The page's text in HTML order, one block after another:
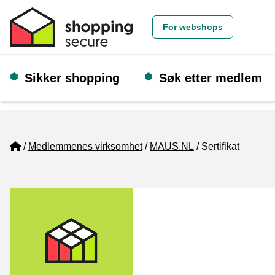
For webshops
Sikker shopping Søk etter medlem
Home
Medlemmenes virksomhet MAUS.NL Sertifikat